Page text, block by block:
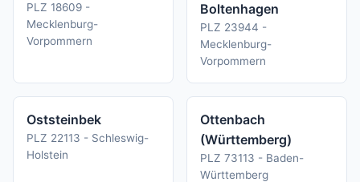
PLZ 18609 -
Mecklenburg-
Vorpommern
Boltenhagen
PLZ 23944 -
Mecklenburg-
Vorpommern
Oststeinbek
PLZ 22113 - Schleswig-
Holstein
Ottenbach
(Württemberg)
PLZ 73113 - Baden-
Württemberg